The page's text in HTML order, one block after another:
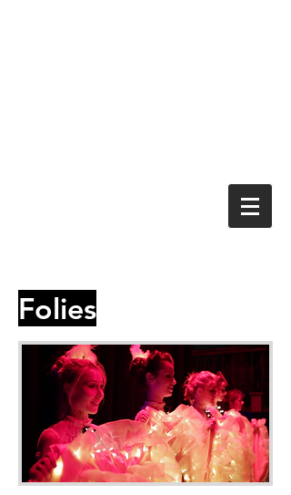
Folies